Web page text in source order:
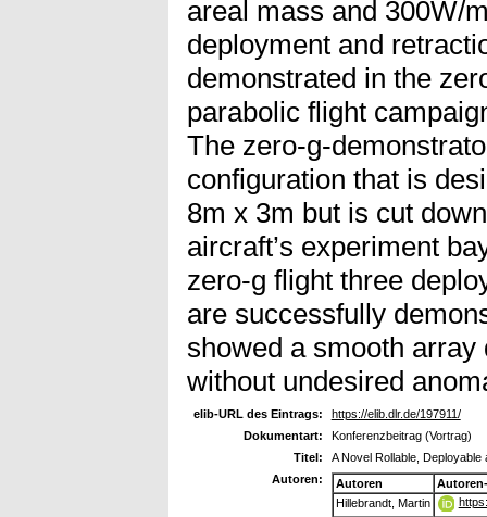
areal mass and 300W/
deployment and
demonstrated in the
parabolic flight
The zero-g-
configuration that is
8m x 3m but is cut
aircraft’s experiment
zero-g flight three
are successfully
showed a smooth
without undesired
elib-URL des Eintrags:
https://elib.dlr.de/197911/
Dokumentart:
Konferenzbeitrag (Vortrag)
Titel:
A Novel Rollable,
Autoren:
Autoren
Hillebrandt, Martin